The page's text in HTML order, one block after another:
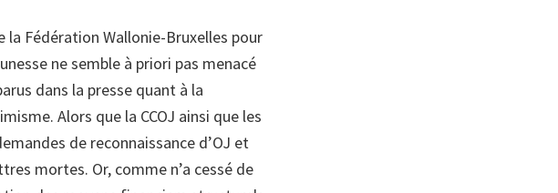
la Fédération Wallonie-Bruxelles pour
ne semble à priori pas menacé
dans la presse quant à la
Alors que la CCOJ ainsi que les
de reconnaissance d’OJ et
mortes. Or, comme n’a cessé de